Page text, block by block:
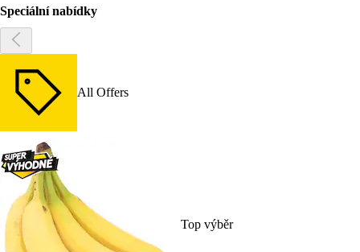
Speciální nabídky
All Offers
Top výběr